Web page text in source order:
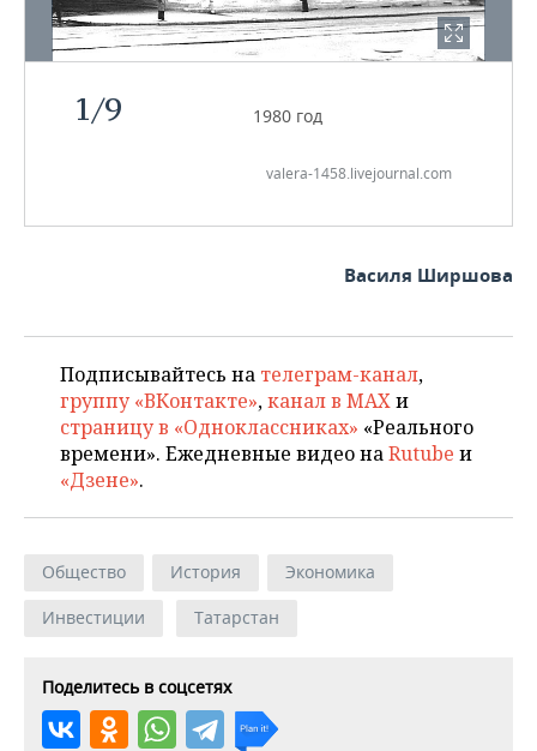
1/9 1980 год
valera-1458.livejournal.com
Василя Ширшова
Подписывайтесь на телеграм-канал,
группу «ВКонтакте»,канал в MAXи
страницу в «Одноклассниках» «Реального
времени». Ежедневные видео наRutube и
«Дзене».
Общество История
Экономика
Инвестиции
Татарстан
Поделитесь в соцсетях